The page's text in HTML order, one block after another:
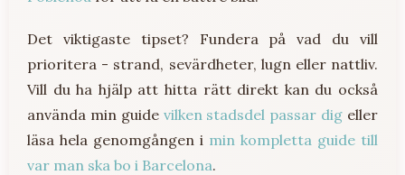
Det viktigaste tipset? Fundera på vad du vill
prioritera - strand, sevärdheter, lugn eller nattliv.
Vill du ha hjälp att hitta rätt direkt kan du också
använda min guide vilken stadsdel passar dig eller
läsa hela genomgången i min kompletta guide till
var man ska bo i Barcelona.